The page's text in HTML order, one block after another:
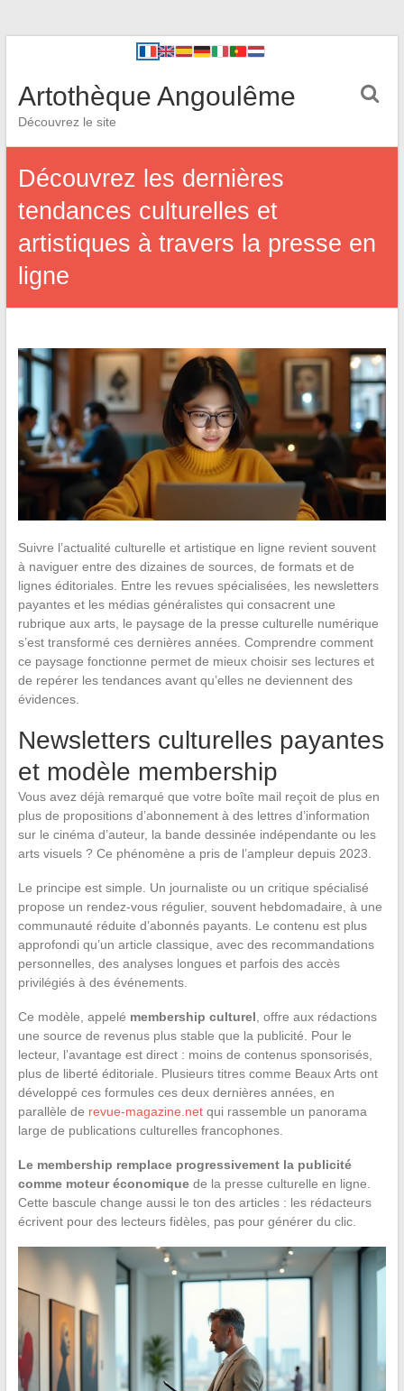
Artothèque Angoulême
Découvrez le site
Découvrez les dernières
tendances culturelles et
artistiques à travers la presse en
ligne
Suivre l’actualité culturelle et artistique en ligne revient souvent
à naviguer entre des dizaines de sources, de formats et de
lignes éditoriales. Entre les revues spécialisées, les newsletters
payantes et les médias généralistes qui consacrent une
rubrique aux arts, le paysage de la presse culturelle numérique
s’est transformé ces dernières années. Comprendre comment
ce paysage fonctionne permet de mieux choisir ses lectures et
de repérer les tendances avant qu’elles ne deviennent des
évidences.
Newsletters culturelles payantes
et modèle membership
Vous avez déjà remarqué que votre boîte mail reçoit de plus en
plus de propositions d’abonnement à des lettres d’information
sur le cinéma d’auteur, la bande dessinée indépendante ou les
arts visuels ? Ce phénomène a pris de l’ampleur depuis 2023.
Le principe est simple. Un journaliste ou un critique spécialisé
propose un rendez-vous régulier, souvent hebdomadaire, à une
communauté réduite d’abonnés payants. Le contenu est plus
approfondi qu’un article classique, avec des recommandations
personnelles, des analyses longues et parfois des accès
privilégiés à des événements.
Ce modèle, appelé membership culturel , offre aux rédactions
une source de revenus plus stable que la publicité. Pour le
lecteur, l’avantage est direct : moins de contenus sponsorisés,
plus de liberté éditoriale. Plusieurs titres comme Beaux Arts ont
développé ces formules ces deux dernières années, en
parallèle de revue-magazine.netqui rassemble un panorama
large de publications culturelles francophones.
Le membership remplace progressivement la publicité
comme moteur économiquede la presse culturelle en ligne.
Cette bascule change aussi le ton des articles : les rédacteurs
écrivent pour des lecteurs fidèles, pas pour générer du clic.